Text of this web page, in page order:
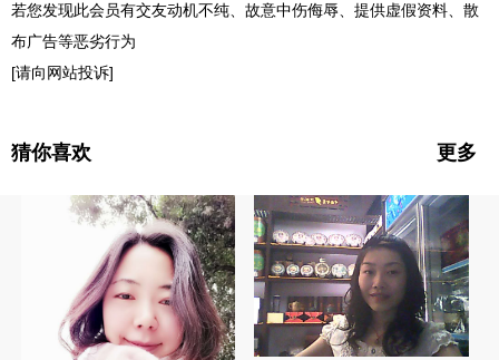
若您发现此会员有交友动机不纯、故意中伤侮辱、提供虚假资料、散
布广告等恶劣行为
[请向网站投诉]
猜你喜欢 更多